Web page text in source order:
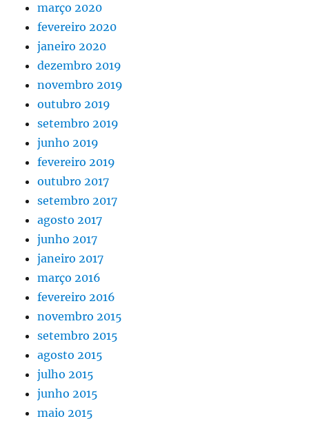
março 2020
fevereiro 2020
janeiro 2020
dezembro 2019
novembro 2019
outubro 2019
setembro 2019
junho 2019
fevereiro 2019
outubro 2017
setembro 2017
agosto 2017
junho 2017
janeiro 2017
março 2016
fevereiro 2016
novembro 2015
setembro 2015
agosto 2015
julho 2015
junho 2015
maio 2015